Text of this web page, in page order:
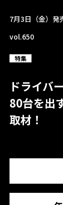
7月3日（金）発
vol.650
特集
ドライバ
80台を出
取材！